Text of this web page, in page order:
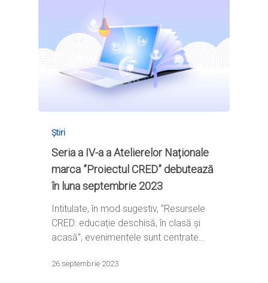
Știri
Seria a IV-a a Atelierelor Naționale
marca ”Proiectul CRED” debutează
în luna septembrie 2023
Intitulate, în mod sugestiv, ”Resursele
CRED: educație deschisă, în clasă și
acasă”, evenimentele sunt centrate…
26 septembrie 2023